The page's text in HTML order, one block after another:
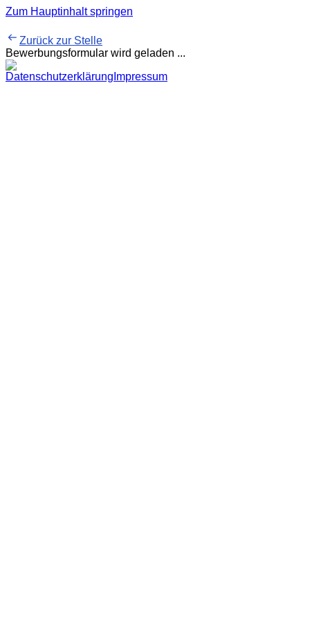
Zum Hauptinhalt springen
Zurück zur Stelle
Bewerbungsformular wird geladen ...
Datenschutzerklärung Impressum